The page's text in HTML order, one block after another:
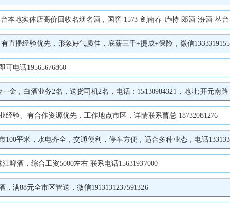
南春-庐特-郎酒-汾酒-丛台-沙城等各种白酒。中华-玉溪-云烟-天叶-和天下-黄鹤楼 1916 等各种高中低档香烟，免费鉴定，免费上门，现款现结，信
直播经验优先，形象好气质佳，底薪三千+提成+保险，微信
可电话19565676860
金，白酒业务2名，送货司机2名，电话：15130984321，地址;开元南路
验、有合作资源优先，工作地点市区，详情联系曹总 18732081276
平米，水电齐全，交通便利，停车方便，适合多种业态，电话
啤酒，综合工资5000左右 联系电话15631937000
满88元全市区管送，微信1913131237591326